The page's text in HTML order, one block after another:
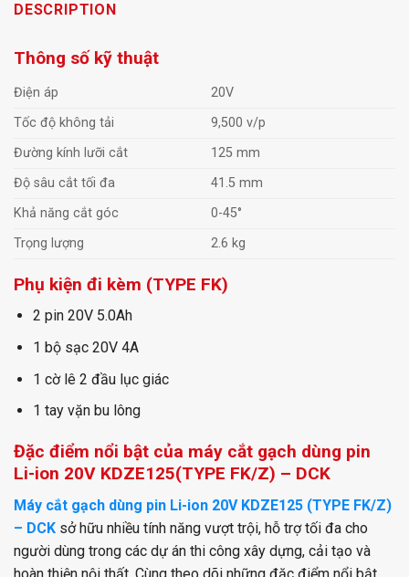
quantity
DESCRIPTION
Thông số kỹ thuật
Điện áp
20V
Tốc độ không tải
9,500 v/p
Đường kính lưỡi cắt
125 mm
Độ sâu cắt tối đa
41.5 mm
Khả năng cắt góc
0-45°
Trọng lượng
2.6 kg
Phụ kiện đi kèm (TYPE FK)
2 pin 20V 5.0Ah
1 bộ sạc 20V 4A
1 cờ lê 2 đầu lục giác
1 tay vặn bu lông
Đặc điểm nổi bật của máy cắt gạch dùng pin
Li-ion 20V KDZE125(TYPE FK/Z) – DCK
Máy cắt gạch dùng pin Li-ion 20V KDZE125 (TYPE FK/Z)
– DCK sở hữu nhiều tính năng vượt trội, hỗ trợ tối đa cho
người dùng trong các dự án thi công xây dựng, cải tạo và
hoàn thiện nội thất. Cùng theo dõi những đặc điểm nổi bật